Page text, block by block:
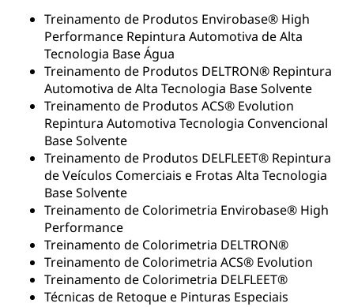
Treinamento de Produtos Envirobase® High
Performance Repintura Automotiva de Alta
Tecnologia Base Água
Treinamento de Produtos DELTRON® Repintura
Automotiva de Alta Tecnologia Base Solvente
Treinamento de Produtos ACS® Evolution
Repintura Automotiva Tecnologia Convencional
Base Solvente
Treinamento de Produtos DELFLEET® Repintura
de Veículos Comerciais e Frotas Alta Tecnologia
Base Solvente
Treinamento de Colorimetria Envirobase® High
Performance
Treinamento de Colorimetria DELTRON®
Treinamento de Colorimetria ACS® Evolution
Treinamento de Colorimetria DELFLEET®
Técnicas de Retoque e Pinturas Especiais